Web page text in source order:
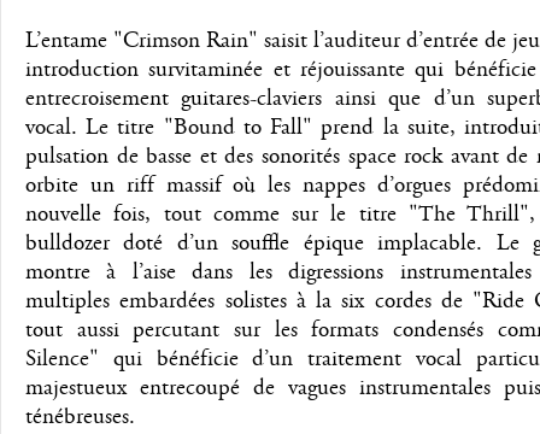
L’entame "Crimson Rain" saisit l’auditeur d’entrée de
introduction survitaminée et réjouissante qui
entrecroisement guitares-claviers ainsi que d’un
vocal. Le titre "Bound to Fall" prend la suite,
pulsation de basse et des sonorités space rock avant
orbite un riff massif où les nappes d’orgues
nouvelle fois, tout comme sur le titre "The Thrill",
bulldozer doté d’un souffle épique implacable. Le
montre à l’aise dans les digressions
multiples embardées solistes à la six cordes de "Ride
tout aussi percutant sur les formats condensés
Silence" qui bénéficie d’un traitement vocal
majestueux entrecoupé de vagues instrumentales
ténébreuses.